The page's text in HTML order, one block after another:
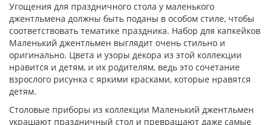
Угощения для праздничного стола у маленького
джентльмена должны быть поданы в особом стиле, чтобы
соответствовать тематике праздника. Набор для капкейков
Маленький джентльмен выглядит очень стильно и
оригинально. Цвета и узоры декора из этой коллекции
нравится и детям, и их родителям, ведь это сочетание
взрослого рисунка с яркими красками, которые нравятся
детям.
Столовые приборы из коллекции Маленький джентльмен
украшают праздничный стол и превращают даже самые